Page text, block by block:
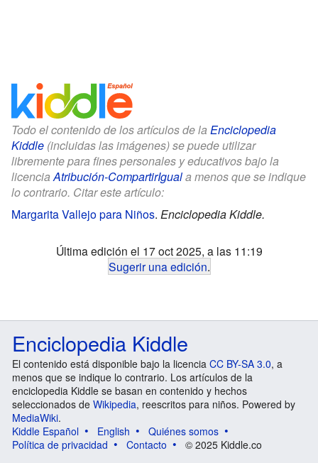
Todo el contenido de los artículos de la Enciclopedia
Kiddle (incluidas las imágenes) se puede utilizar
libremente para fines personales y educativos bajo la
licenciaAtribución-CompartirIguala menos que se indique
lo contrario. Citar este artículo:
Margarita Vallejo para Niños. Enciclopedia Kiddle.
Última edición el 17 oct 2025, a las 11:19
Sugerir una edición.
Enciclopedia Kiddle
El contenido está disponible bajo la licencia CC BY-SA 3.0, a
menos que se indique lo contrario. Los artículos de la
enciclopedia Kiddle se basan en contenido y hechos
seleccionados de Wikipedia, reescritos para niños. Powered by
MediaWiki.
Kiddle Español
English
Quiénes somos
Política de privacidad
Contacto © 2025 Kiddle.co